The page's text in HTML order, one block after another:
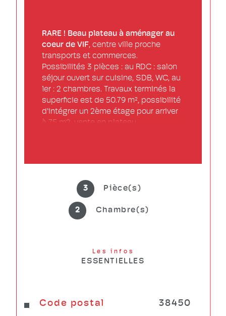
3 Pièce(s)
2 Chambre(s)
Les infos
ESSENTIELLES
Caractéristiques Valeurs
Code postal 38450
RARE ! Beau plateau à aménager au
coeur de VIF, centre ville proche
transports et commerces.
Possibilités 3 pièces : au RDC : salon
séjour ouvert sur cuisine, SDB, WC, au
1er : 2 chambres. Travaux terminés la
superficie est de 50.79 m², possibilité
d'intégrer un 2ème étage pour arriver
à 75 m2, vente en plateau,
Plus d'annonces sur
www.relaximmo.fr Tel. 04 76 71 71 71